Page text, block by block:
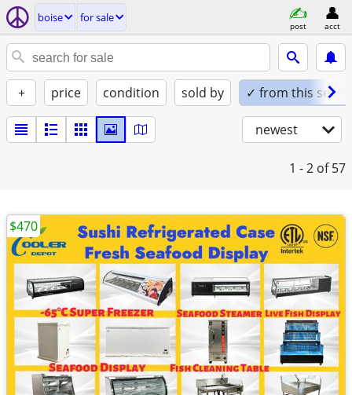
boise for sale
post acct
+ price condition sold by ✓ from this seller
newest
1 - 2 of 57
$470